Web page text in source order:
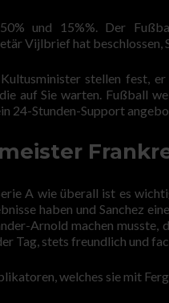
und 15%%. Der
Vijlbrief hat beschlossen,
stellen fest,
auf Sie warten. Fußball
24-Stunden-Support
A wie überall ist es
haben und Sanchez
Arnold machen
Tag, stets freundlich und
welches sie mit